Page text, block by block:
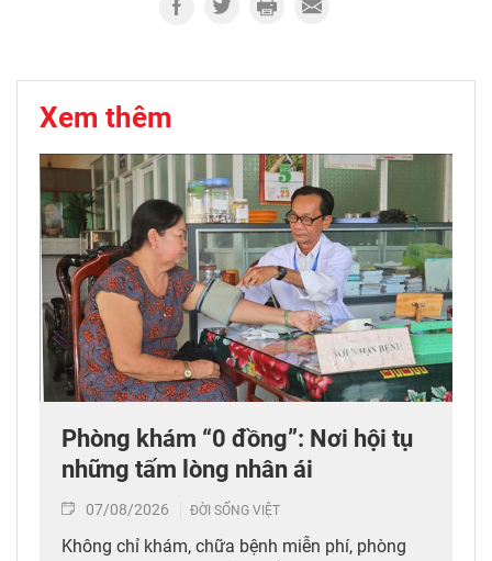
Xem thêm
Phòng khám “0 đồng”: Nơi hội tụ
những tấm lòng nhân ái
07/08/2026 ĐỜI SỐNG VIỆT
Không chỉ khám, chữa bệnh miễn phí, phòng